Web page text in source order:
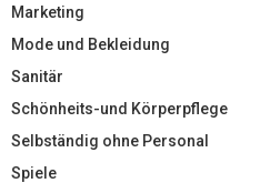
Marketing
Mode und Bekleidung
Sanitär
Schönheits-und Körperpflege
Selbständig ohne Personal
Spiele